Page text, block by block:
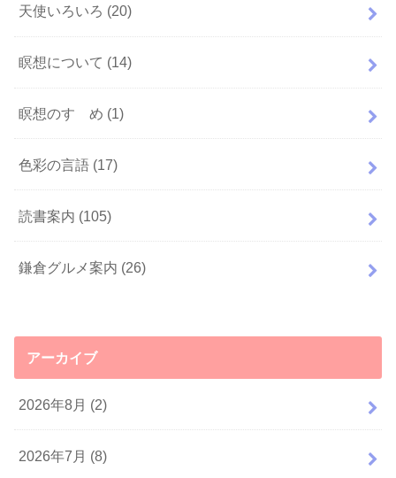
天使いろいろ (20)
瞑想について (14)
瞑想のすゝめ (1)
色彩の言語 (17)
読書案内 (105)
鎌倉グルメ案内 (26)
アーカイブ
2026年8月 (2)
2026年7月 (8)